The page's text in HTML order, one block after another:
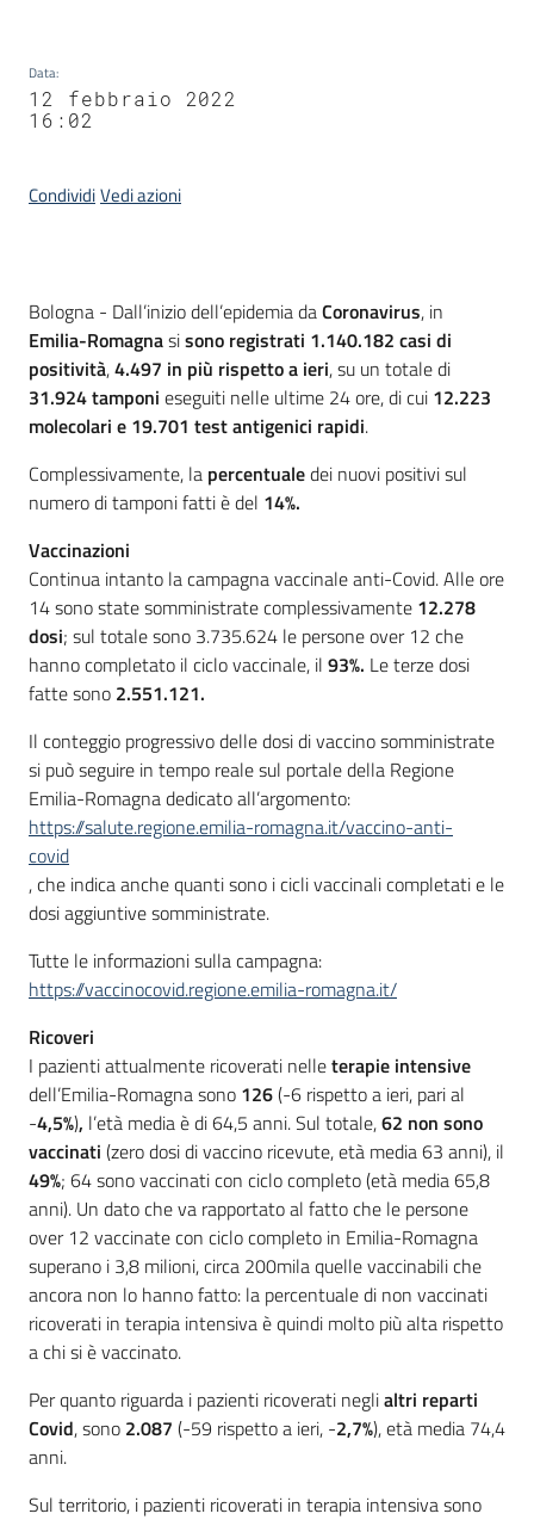
Data:
12 febbraio 2022
16:02
CondividiVedi azioni
Contenuto
Bologna - Dall’inizio dell’epidemia daCoronavirus, in
Emilia-Romagnasisono registrati 1.140.182 casi di
positività,4.497 in più rispetto a ieri, su un totale di
31.924 tamponi eseguiti nelle ultime 24 ore, di cui 12.223
molecolari e 19.701 test antigenici rapidi.
Complessivamente, la percentualedei nuovi positivi sul
numero di tamponi fatti è del 14%.
Vaccinazioni
Continua intanto la campagna vaccinale anti-Covid. Alle ore
14 sono state somministrate complessivamente 12.278
dosi; sul totale sono 3.735.624 le persone over 12 che
hanno completato il ciclo vaccinale, il 93%. Le terze dosi
fatte sono 2.551.121.
Il conteggio progressivo delle dosi di vaccino somministrate
si può seguire in tempo reale sul portale della Regione
Emilia-Romagna dedicato all’argomento:
https://salute.regione.emilia-romagna.it/vaccino-anti-
covid
, che indica anche quanti sono i cicli vaccinali completati e le
dosi aggiuntive somministrate.
Tutte le informazioni sulla campagna:
https://vaccinocovid.regione.emilia-romagna.it/
Ricoveri
I pazienti attualmente ricoverati nelleterapie intensive
dell’Emilia-Romagna sono 126(-6 rispetto a ieri, pari al
-4,5%), l’età media è di 64,5 anni. Sul totale,62 non sono
vaccinati (zero dosi di vaccino ricevute, età media 63 anni), il
49%; 64 sono vaccinati con ciclo completo (età media 65,8
anni). Un dato che va rapportato al fatto che le persone
over 12 vaccinate con ciclo completo in Emilia-Romagna
superano i 3,8 milioni, circa 200mila quelle vaccinabili che
ancora non lo hanno fatto: la percentuale di non vaccinati
ricoverati in terapia intensiva è quindi molto più alta rispetto
a chi si è vaccinato.
Per quanto riguarda i pazienti ricoverati neglialtri reparti
Covid, sono 2.087 (-59 rispetto a ieri, -2,7%), età media 74,4
anni.
Sul territorio, i pazienti ricoverati in terapia intensiva sono